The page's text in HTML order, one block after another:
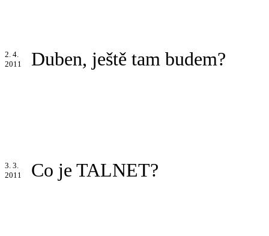
2. 4.
2011
Duben, ještě tam budem?
3. 3.
2011
Co je TALNET?